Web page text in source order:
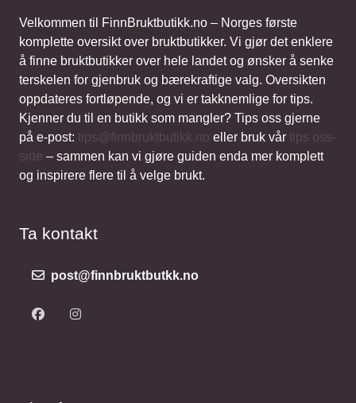
Velkommen til FinnBruktbutikk.no – Norges første
komplette oversikt over bruktbutikker. Vi gjør det enklere
å finne bruktbutikker over hele landet og ønsker å senke
terskelen for gjenbruk og bærekraftige valg. Oversikten
oppdateres fortløpende, og vi er takknemlige for tips.
Kjenner du til en butikk som mangler? Tips oss gjerne
på e-post: tips@finnbruktbutikk.no eller bruk vår tips oss-
side – sammen kan vi gjøre guiden enda mer komplett
og inspirere flere til å velge brukt.
Ta kontakt
post@finnbruktbutkk.no